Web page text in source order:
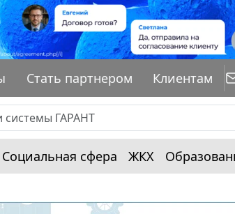
Стать партнером Клиентам
Социальная сфера ЖКХ